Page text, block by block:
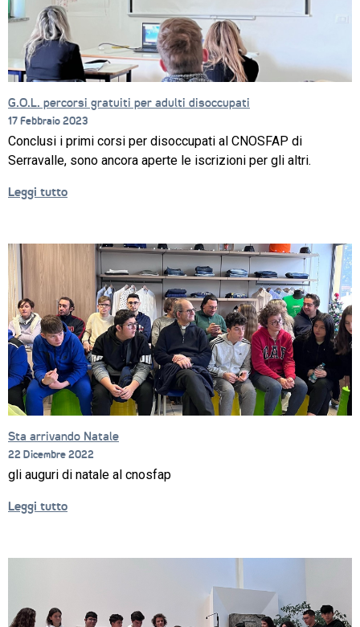
G.O.L. percorsi gratuiti per adulti disoccupati
17 Febbraio 2023
Conclusi i primi corsi per disoccupati al CNOSFAP di
Serravalle, sono ancora aperte le iscrizioni per gli altri.
Leggi tutto
Sta arrivando Natale
22 Dicembre 2022
gli auguri di natale al cnosfap
Leggi tutto